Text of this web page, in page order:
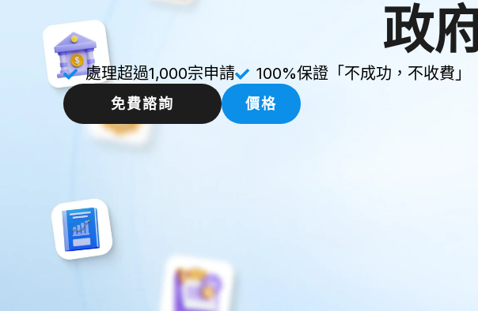
政
處理超過1,000宗申請 100%保證「不成功，不收費」
免費諮詢 價格